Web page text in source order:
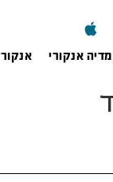
מדיה אנקורי אנקור